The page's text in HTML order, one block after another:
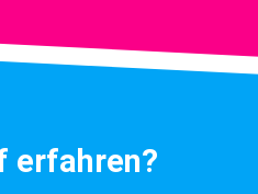
erfahren?